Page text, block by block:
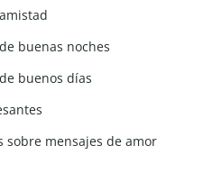
buenas noches
buenos días
sobre mensajes de amor